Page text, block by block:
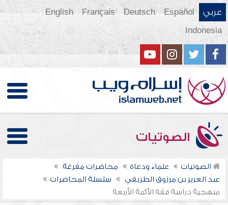
عربي Español
Deutsch
Français
English
Indonesia
الصوتيات
الصوتيات علماء ودعاة
محاضرات مفرغة
عبد العزيز بن مرزوق الطريفي
سلسلة المحاضرات
منهجية دراسة فقه الأئمة الأربعة